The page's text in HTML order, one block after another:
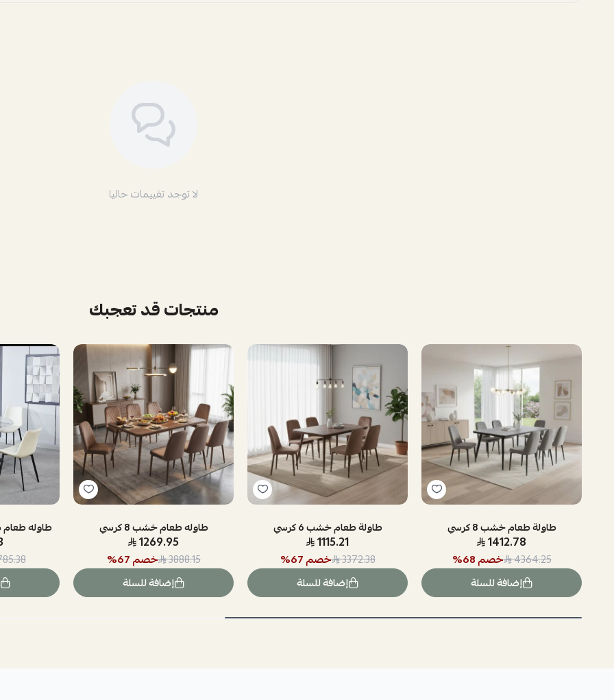
لا توجد تقييمات حاليا
منتجات قد تعجبك
طاولة طعام خشب 8 كرسي
1412.78
4364.25 خصم68
%
إضافة للسلة
طاولة طعام خشب 6 كرسي
1115.21
3372.38 خصم67
%
إضافة للسلة
طاوله طعام خشب 8 كرسي
1269.95
3888.15 خصم67
%
إضافة للسلة
طاوله طعام